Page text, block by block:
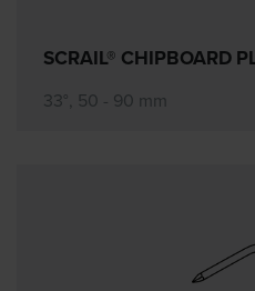
SCRAIL® CHIPBOARD
33°, 50 - 90 mm